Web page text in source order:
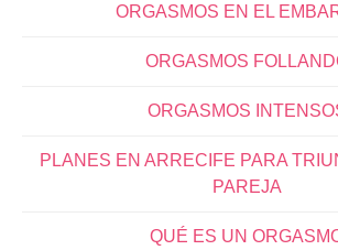
ORGASMOS EN EL
ORGASMOS
ORGASMOS
PLANES EN ARRECIFE PARA
PAREJA
QUÉ ES UN